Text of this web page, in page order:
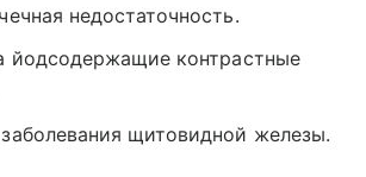
недостаточность.
йодсодержащие контрастные
щитовидной железы.